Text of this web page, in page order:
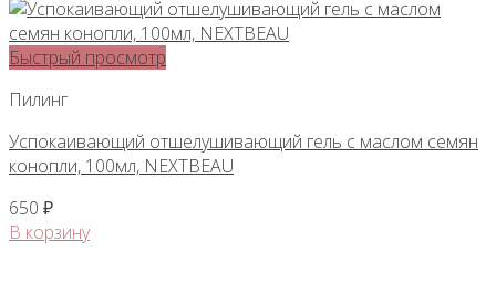
Быстрый просмотр
Пилинг
Успокаивающий отшелушивающий гель с маслом семян
конопли, 100мл, NEXTBEAU
650 ₽
В корзину